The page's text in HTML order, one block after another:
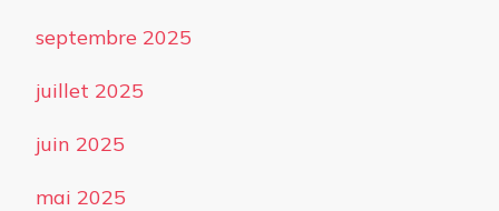
septembre 2025
juillet 2025
juin 2025
mai 2025